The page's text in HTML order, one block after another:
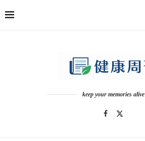
keep your memories alive